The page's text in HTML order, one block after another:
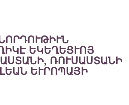
ԵԿԵՂԵՑՒՈՅ
ՌՈՒՍԱՍՏԱՆԻ
ԵՒՐՈՊԱՅԻ